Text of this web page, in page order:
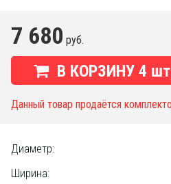
7 680 руб.
В КОРЗИНУ 4
Данный товар продаётся
Диаметр:
Ширина: